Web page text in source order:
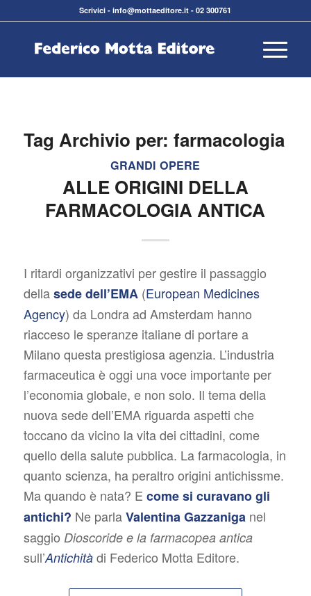
Scrivici -info@mottaeditore.it -02 300761
Tag Archivio per: farmacologia
GRANDI OPERE
ALLE ORIGINI DELLA
FARMACOLOGIA ANTICA
I ritardi organizzativi per gestire il passaggio
dellasede dell’EMA(European Medicines
Agency) da Londra ad Amsterdam hanno
riacceso le speranze italiane di portare a
Milano questa prestigiosa agenzia. L’industria
farmaceutica è oggi una voce importante per
l’economia globale, e non solo. Il tema della
nuova sede dell’EMA riguarda aspetti che
toccano da vicino la vita dei cittadini, come
quello della salute pubblica. La farmacologia, in
quanto scienza, ha peraltro origini antichissme.
Ma quando è nata? E come si curavano gli
antichi? Ne parlaValentina Gazzaniganel
saggio Dioscoride e la farmacopea antica
sull’Antichitàdi Federico Motta Editore.